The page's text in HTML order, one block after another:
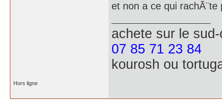
et non a ce qui rachÃ¨te
achete sur le
07 85 71 23 84
kourosh ou
Hors ligne